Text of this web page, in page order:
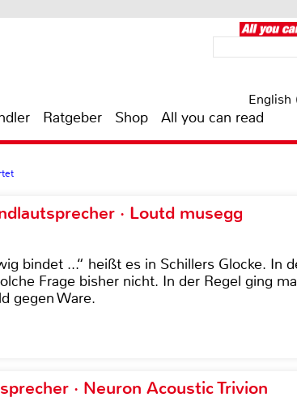
English
Ratgeber Shop All you can read
· Loutd musegg
bindet ...“ heißt es in Schillers Glocke. In
Frage bisher nicht. In der Regel ging
gegen Ware.
· Neuron Acoustic Trivion